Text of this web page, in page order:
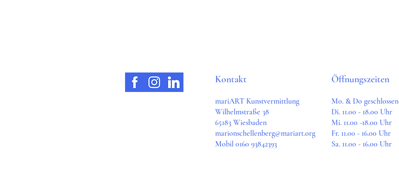
Kontakt
mariART Kunstvermittlung
Wilhelmstraße 38
65183 Wiesbaden
marionschellenberg@mariart.org
Mobil 0160 93842393
Öffnungszeiten
Mo. & Do geschlossen
Di. 11.00 - 18.00 Uhr
Mi. 11.00 -18.00 Uhr
Fr. 11.00 - 16.00 Uhr
Sa. 11.00 - 16.00 Uhr